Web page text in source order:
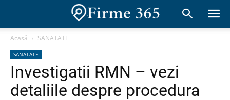
Acasă SANATATE
SANATATE
Investigatii RMN – vezi
detaliile despre procedura